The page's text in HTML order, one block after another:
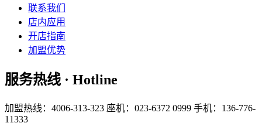
联系我们
店内应用
开店指南
加盟优势
服务热线 · Hotline
加盟热线：4006-313-323 座机：023-6372 0999 手机：136-776-
11333